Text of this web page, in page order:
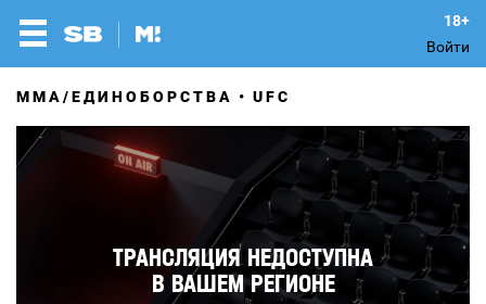
Войти
MMA/ЕДИНОБОРСТВА UFC